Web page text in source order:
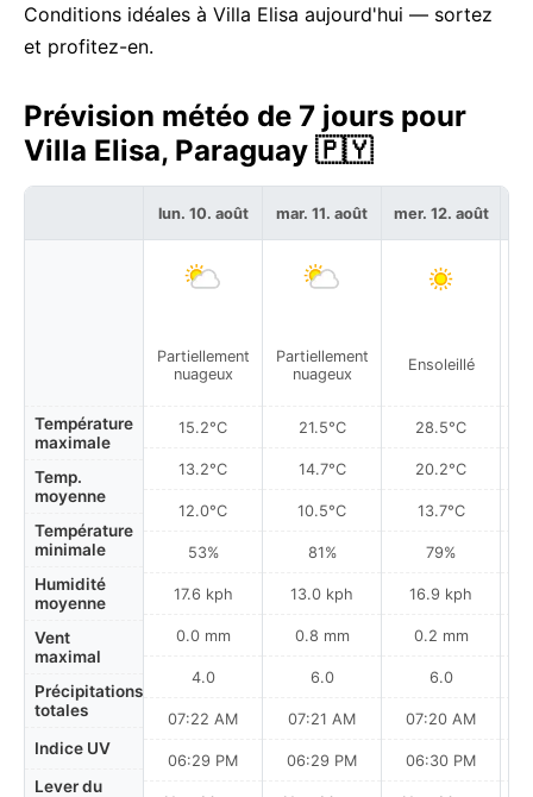
Conditions idéales à Villa Elisa aujourd'hui — sortez
et profitez-en.
Prévision météo de 7 jours pour
Villa Elisa, Paraguay 🇵🇾
Température
maximale
Temp.
moyenne
Température
minimale
Humidité
moyenne
Vent
maximal
Précipitations
totales
Indice UV
Lever du
lun. 10. août
Partiellement
nuageux
15.2°C
13.2°C
12.0°C
53%
17.6 kph
0.0 mm
4.0
07:22 AM
06:29 PM
mar. 11. août
Partiellement
nuageux
21.5°C
14.7°C
10.5°C
81%
13.0 kph
0.8 mm
6.0
07:21 AM
06:29 PM
mer. 12. août
Ensoleillé
28.5°C
20.2°C
13.7°C
79%
16.9 kph
0.2 mm
6.0
07:20 AM
06:30 PM